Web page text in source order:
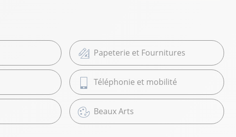
Papeterie et Fournitures
Téléphonie et mobilité
Beaux Arts